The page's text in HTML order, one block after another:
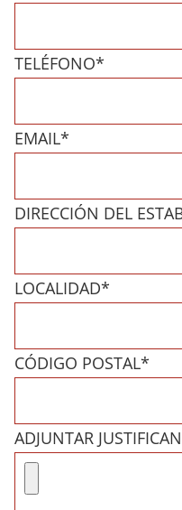
TELÉFONO*
EMAIL*
DIRECCIÓN DEL
LOCALIDAD*
CÓDIGO POSTAL*
ADJUNTAR